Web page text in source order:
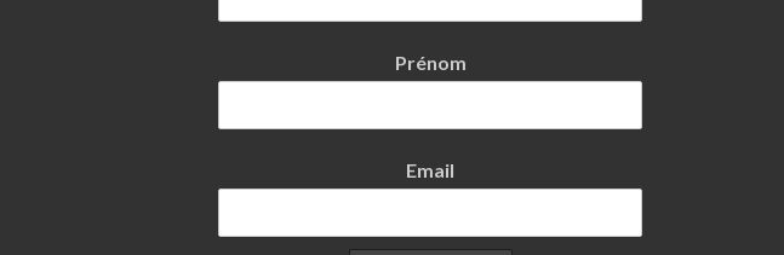
Prénom
Email